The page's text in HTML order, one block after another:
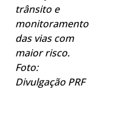
trânsito e
monitoramento
das vias com
maior risco.
Foto:
Divulgação PRF